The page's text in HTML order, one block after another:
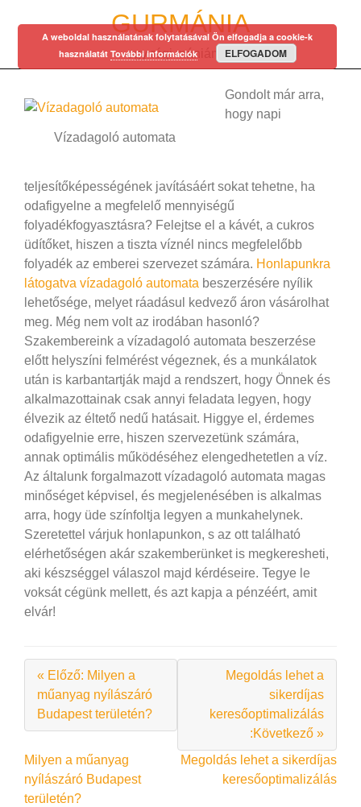
GURMÁNIA
egy régi mániám…
Vízadagoló automata
Gondolt már arra,
hogy napi
teljesítőképességének javításáért sokat tehetne, ha
odafigyelne a megfelelő mennyiségű
folyadékfogyasztásra? Felejtse el a kávét, a cukros
üdítőket, hiszen a tiszta víznél nincs megfelelőbb
folyadék az emberei szervezet számára. Honlapunkra
látogatva vízadagoló automata beszerzésére nyílik
lehetősége, melyet ráadásul kedvező áron vásárolhat
meg. Még nem volt az irodában hasonló?
Szakembereink a vízadagoló automata beszerzése
előtt helyszíni felmérést végeznek, és a munkálatok
után is karbantartják majd a rendszert, hogy Önnek és
alkalmazottainak csak annyi feladata legyen, hogy
élvezik az éltető nedű hatásait. Higgye el, érdemes
odafigyelnie erre, hiszen szervezetünk számára,
annak optimális működéséhez elengedhetetlen a víz.
Az általunk forgalmazott vízadagoló automata magas
minőséget képvisel, és megjelenésében is alkalmas
arra, hogy üde színfoltja legyen a munkahelynek.
Szeretettel várjuk honlapunkon, s az ott található
elérhetőségen akár szakemberünket is megkeresheti,
aki készséggel válaszol majd kérdéseire. Tegye le
voksát cégünk mellett, és azt kapja a pénzéért, amit
elvár!
« Előző: Milyen a
műanyag nyílászáró
Budapest területén?
Megoldás lehet a
sikerdíjas
keresőoptimalizálás
:Következő »
Bejegyzés
navigáció
Milyen a műanyag
nyílászáró Budapest
területén?
Megoldás lehet a sikerdíjas
keresőoptimalizálás
A weboldal használatának folytatásával Ön elfogadja a cookie-k
használatát További információk ELFOGADOM